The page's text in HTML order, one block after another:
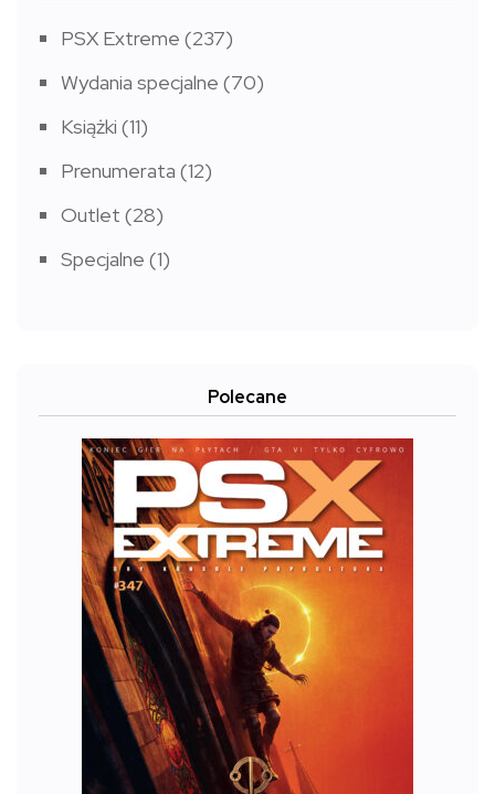
PSX Extreme (237)
Wydania specjalne (70)
Książki (11)
Prenumerata (12)
Outlet (28)
Specjalne (1)
Polecane